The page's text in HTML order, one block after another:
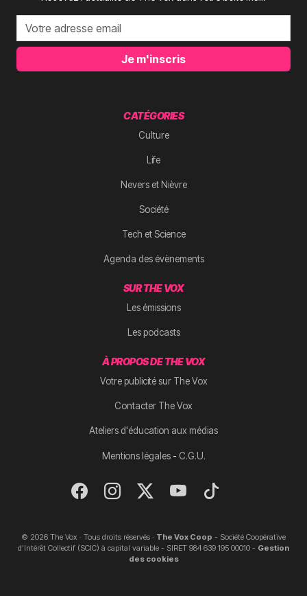
Je m'inscris
CATÉGORIES
Culture
Life
Nevers et Nièvre
Société
Tech et Science
Agenda des évènements
SUR THE VOX
Les émissions
Les podcasts
À PROPOS DE THE VOX
Votre publicité sur The Vox
Contacter The Vox
Ateliers d'éducation aux médias
Mentions légales- C.G.U.
© 2026 The Vox · Tous droits réservés · The Vox Coop - Société Coopérative
d'Intérêt Collectif (SCIC) à capital variable - SIRET 984 639 195 00010 - Gestion
des cookies